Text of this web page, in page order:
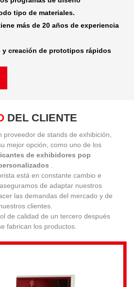
tipo de materiales.
más de 20 años de experiencia
y creación de prototipos rápidos
DEL CLIENTE
proveedor de stands de exhibición,
mejor opción, como uno de los
de exhibidores pop
está en constante cambio e
de adaptar nuestros
las demandas del mercado y de
clientes.
de calidad de un tercero después
fabrican los productos.